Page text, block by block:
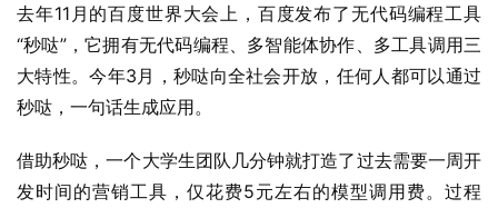
去年11月的百度世界大会上，百度发布了无代码编程工具
“秒哒”，它拥有无代码编程、多智能体协作、多工具调用三
大特性。今年3月，秒哒向全社会开放，任何人都可以通过
秒哒，一句话生成应用。
借助秒哒，一个大学生团队几分钟就打造了过去需要一周开
发时间的营销工具，仅花费5元左右的模型调用费。过程